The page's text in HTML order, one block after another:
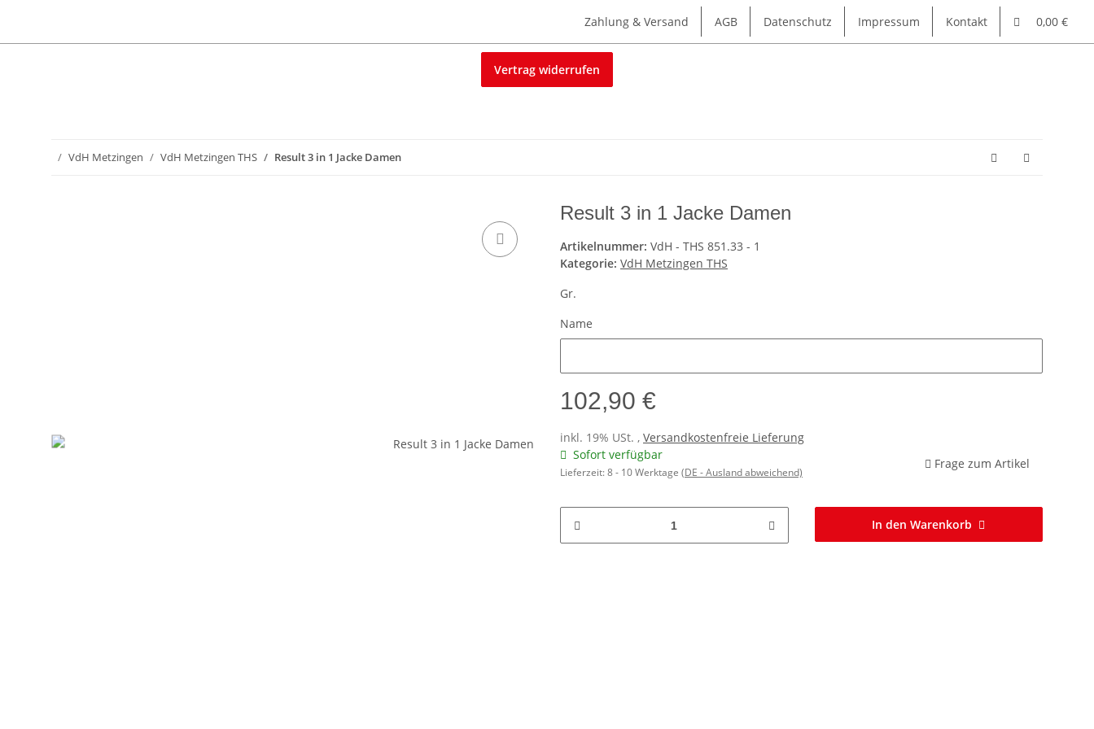
Zahlung & Versand AGB Datenschutz Impressum Kontakt 0,00 €
Vertrag widerrufen
VdH Metzingen VdH Metzingen THS Result 3 in 1 Jacke Damen
Result 3 in 1 Jacke Damen
Artikelnummer: VdH - THS 851.33 - 1
Kategorie: VdH Metzingen THS
Gr.
Name
102,90 €
inkl. 19% USt. , Versandkostenfreie Lieferung
Sofort verfügbar
Lieferzeit:8 - 10 Werktage (DE - Ausland abweichend)
Frage zum Artikel
In den Warenkorb